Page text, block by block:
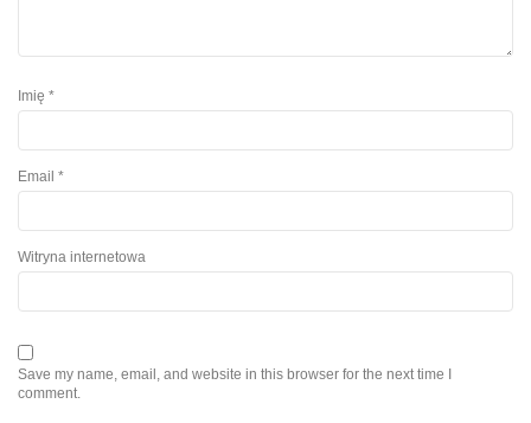
Imię *
Email *
Witryna internetowa
Save my name, email, and website in this browser for the next time I
comment.